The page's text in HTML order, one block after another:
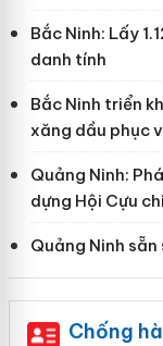
Bắc Ninh: Lấy
danh tính
Bắc Ninh triển
xăng dầu phục
Quảng Ninh:
dựng Hội Cựu
Quảng Ninh
Chống